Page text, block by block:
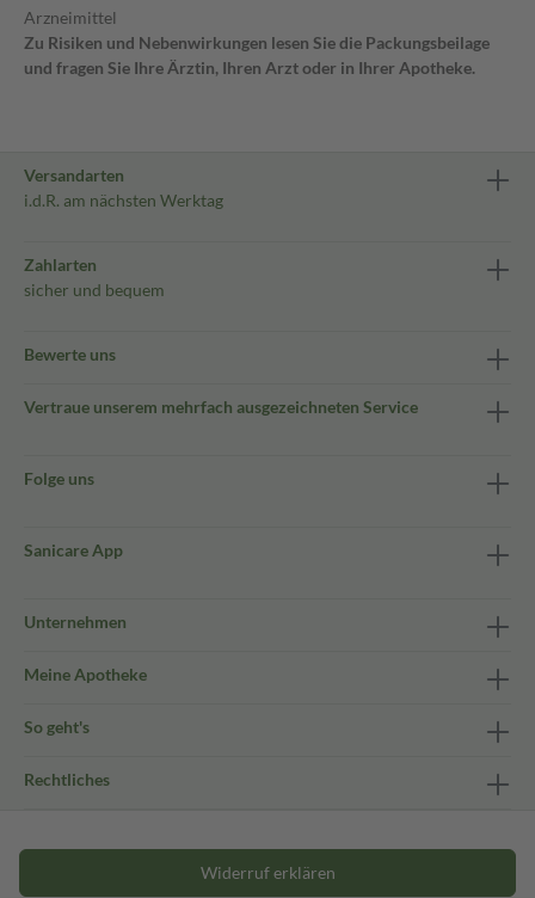
Arzneimittel
Zu Risiken und Nebenwirkungen lesen Sie die Packungsbeilage
und fragen Sie Ihre Ärztin, Ihren Arzt oder in Ihrer Apotheke.
Versandarten
i.d.R. am nächsten Werktag
Zahlarten
sicher und bequem
Bewerte uns
Vertraue unserem mehrfach ausgezeichneten Service
Folge uns
Sanicare App
Unternehmen
Meine Apotheke
So geht's
Rechtliches
Widerruf erklären